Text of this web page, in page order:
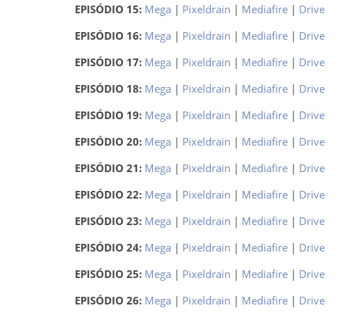
EPISÓDIO 15: Mega | Pixeldrain | Mediafire| Drive
EPISÓDIO 16: Mega | Pixeldrain | Mediafire| Drive
EPISÓDIO 17: Mega | Pixeldrain | Mediafire| Drive
EPISÓDIO 18: Mega | Pixeldrain | Mediafire| Drive
EPISÓDIO 19: Mega | Pixeldrain | Mediafire| Drive
EPISÓDIO 20: Mega | Pixeldrain | Mediafire| Drive
EPISÓDIO 21: Mega | Pixeldrain | Mediafire| Drive
EPISÓDIO 22: Mega | Pixeldrain | Mediafire| Drive
EPISÓDIO 23: Mega | Pixeldrain | Mediafire| Drive
EPISÓDIO 24: Mega | Pixeldrain | Mediafire| Drive
EPISÓDIO 25: Mega | Pixeldrain | Mediafire| Drive
EPISÓDIO 26: Mega | Pixeldrain | Mediafire| Drive